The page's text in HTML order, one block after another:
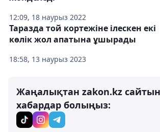
12:09, 18 наурыз 2022
18:58, 13 наурыз 2023
Таразда той кортежіне ілескен екі
көлік жол апатына ұшырады
Жаңалықтан zakon.kz
хабардар болыңыз: